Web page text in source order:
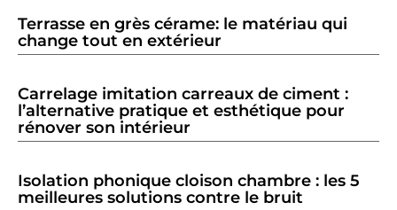
Terrasse en grès cérame: le matériau qui
change tout en extérieur
Carrelage imitation carreaux de ciment :
l’alternative pratique et esthétique pour
rénover son intérieur
Isolation phonique cloison chambre : les 5
meilleures solutions contre le bruit